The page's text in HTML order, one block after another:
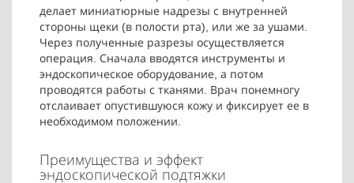
делает миниатюрные надрезы с внутренней
стороны щеки (в полости рта), или же за ушами.
Через полученные разрезы осуществляется
операция. Сначала вводятся инструменты и
эндоскопическое оборудование, а потом
проводятся работы с тканями. Врач понемногу
отслаивает опустившуюся кожу и фиксирует ее в
необходимом положении.
Преимущества и эффект
эндоскопической подтяжки